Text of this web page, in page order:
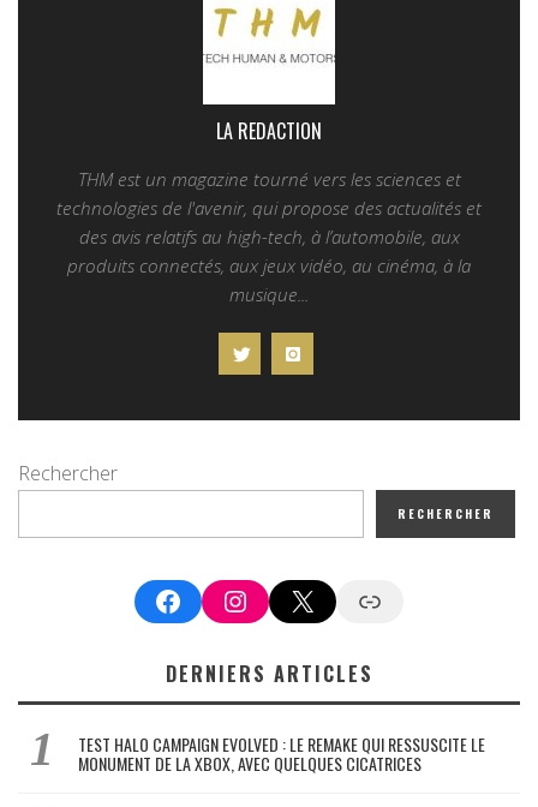
LA REDACTION
THM est un magazine tourné vers les sciences et
technologies de l'avenir, qui propose des actualités et
des avis relatifs au high-tech, à l’automobile, aux
produits connectés, aux jeux vidéo, au cinéma, à la
musique...
Rechercher
RECHERCHER
FacebookInstagram
X Google News
DERNIERS ARTICLES
TEST HALO CAMPAIGN EVOLVED : LE REMAKE QUI RESSUSCITE LE
MONUMENT DE LA XBOX, AVEC QUELQUES CICATRICES